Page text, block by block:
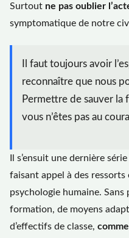
Surtout ne pas oublier
symptomatique de notre
Il faut toujours avoir
reconnaître que nous
Permettre de sauver la
vous n’êtes pas au
Il s’ensuit une dernière
faisant appel à des
psychologie humaine.
formation, de moyens
d’effectifs de classe,